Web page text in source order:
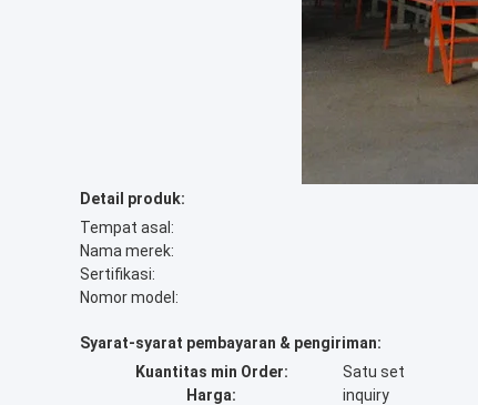
Detail produk:
Tempat asal:
Nama merek:
Sertifikasi:
Nomor model:
Syarat-syarat pembayaran & pengiriman:
Kuantitas min Order:
Satu set
Harga:
inquiry